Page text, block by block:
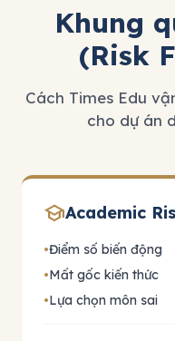
Khung
(Risk
Cách Times Edu
cho dự án
schoolAcademic
•Điểm số biến động
•Mất gốc kiến thức
•Lựa chọn môn sai